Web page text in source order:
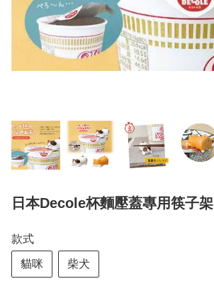
日本Decole杯麵壓蓋專用筷子架
款式
貓咪 柴犬